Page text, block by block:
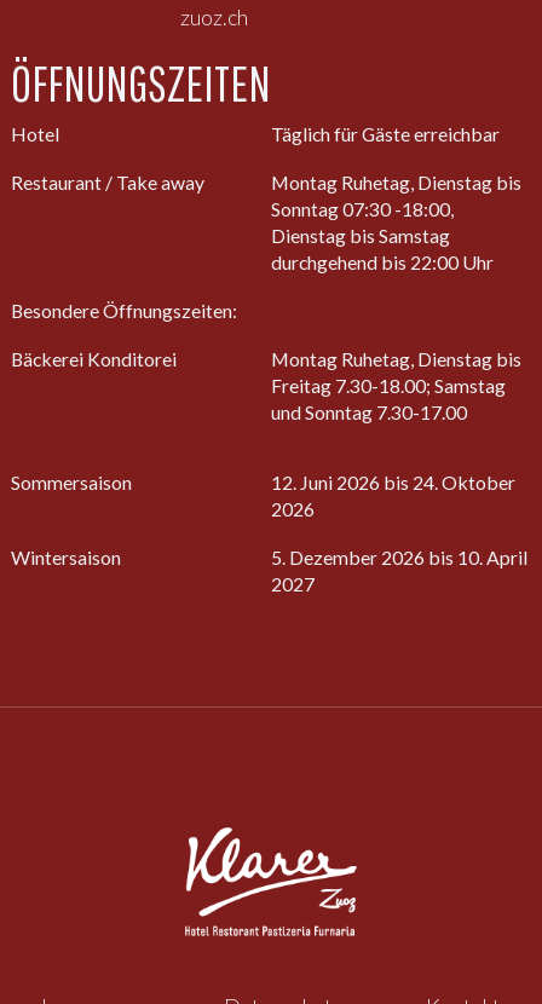
zuoz.ch
ÖFFNUNGSZEITEN
Hotel Täglich für Gäste erreichbar
Restaurant / Take away
Montag Ruhetag, Dienstag bis
Sonntag 07:30 -18:00,
Dienstag bis Samstag
durchgehend bis 22:00 Uhr
Besondere Öffnungszeiten:
Bäckerei Konditorei
Montag Ruhetag, Dienstag bis
Freitag 7.30-18.00; Samstag
und Sonntag 7.30-17.00
Sommersaison
12. Juni 2026 bis 24. Oktober
2026
Wintersaison
5. Dezember 2026 bis 10. April
2027